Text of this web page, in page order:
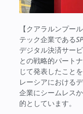
【クアラルンプー
テック企業である
デジタル決済サー
との戦略的パート
じて発表したこと
レーシアにおける
企業にシームレス
的としています。